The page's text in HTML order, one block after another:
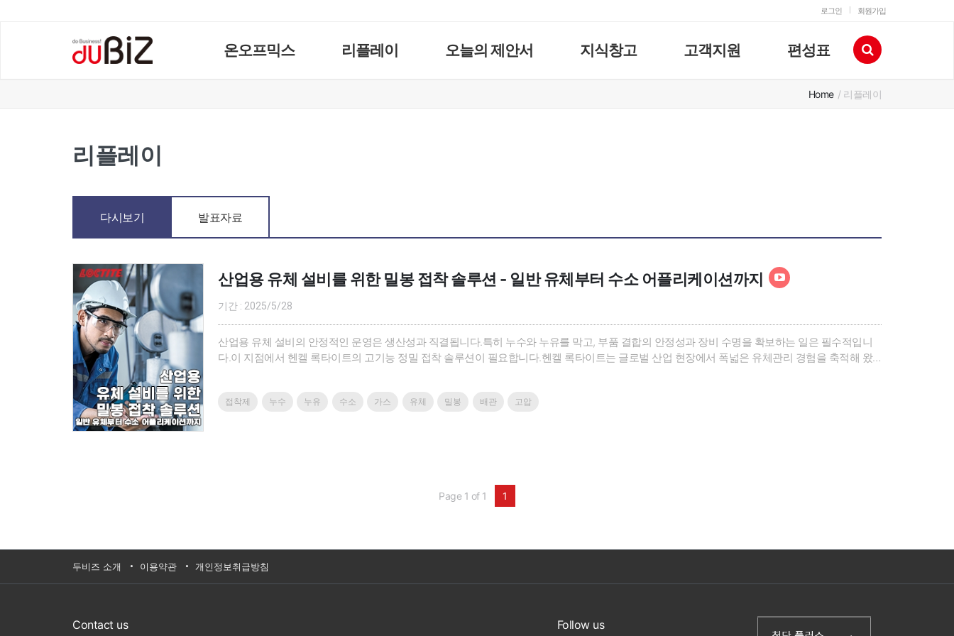
로그인 회원가입
온오프믹스 리플레이 오늘의 제안서 지식창고 고객지원 편성표
Home / 리플레이
리플레이
다시보기 발표자료
산업용 유체 설비를 위한 밀봉 접착 솔루션 - 일반 유체부터 수소 어플리케이션까지
기간 : 2025/5/28
산업용 유체 설비의 안정적인 운영은 생산성과 직결됩니다.특히 누수와 누유를 막고, 부품 결합의 안정성과 장비 수명을 확보하는 일은 필수적입니
다.이 지점에서 헨켈 록타이트의 고기능 정밀 접착 솔루션이 필요합니다.헨켈 록타이트는 글로벌 산업 현장에서 폭넓은 유체관리 경험을 축적해 왔
접착제 누수 누유 수소 가스 유체 밀봉 배관 고압
Page 1 of 1 1
두비즈 소개 이용약관 개인정보취급방침
Contact us Follow us (주)첨단